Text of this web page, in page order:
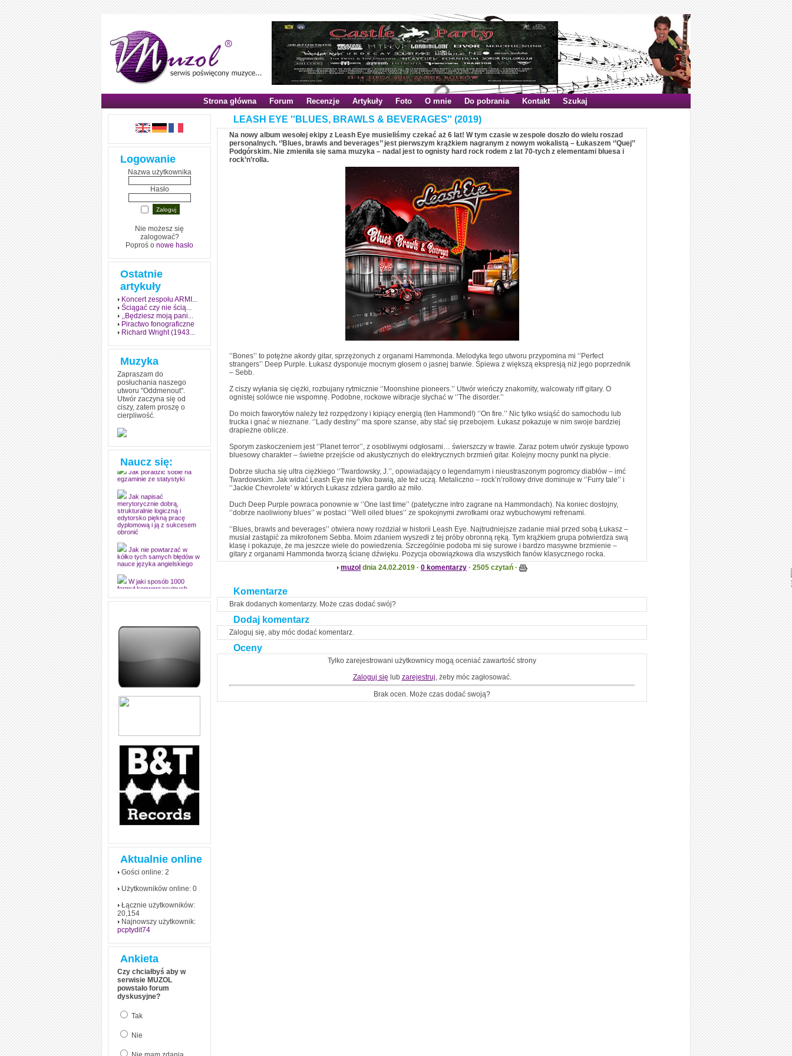
Strona główna Forum Recenzje Artykuły Foto O mnie Do pobrania Kontakt Szukaj
Logowanie
Nazwa użytkownika
Hasło
Nie możesz się
zalogować?
Poproś o nowe hasło
Ostatnie
artykuły
Koncert zespołu ARMI...
Ściągać czy nie ścią...
,,Będziesz moją pani...
Piractwo fonograficzne
Richard Wright (1943...
Muzyka
Zapraszam do
posłuchania naszego
utworu "Oddmenout".
Utwór zaczyna się od
ciszy, zatem proszę o
cierpliwość.
Naucz się:
Jak stworzyć fenomen
egzamin? Poznaj metody
mistrzów
Jak poradzić sobie na
egzaminie ze statystyki
Jak napisać
merytorycznie dobrą,
strukturalnie logiczną i
edytorsko piękną pracę
dyplomową i ją z sukcesem
obronić
Jak nie powtarzać w
kółko tych samych błędów w
nauce języka angielskiego
W jaki sposób 1000
pozwoli Ci opanować język
zapamiętasz
zrozumiale wytłumaczył, na
(reported speech) w języku
angielskim
dłużej!
Aktualnie online
Gości online: 2
Użytkowników online: 0
Łącznie użytkowników:
20,154
Najnowszy użytkownik:
pcptydit74
Ankieta
Czy chciałbyś aby w
serwisie MUZOL
powstało forum
dyskusyjne?
Tak
Nie
LEASH EYE ''BLUES, BRAWLS & BEVERAGES'' (2019)
Na nowy album wesołej ekipy z Leash Eye musieliśmy czekać aż 6 lat! W tym czasie w zespole doszło do wielu roszad
personalnych. ‘’Blues, brawls and beverages’’ jest pierwszym krążkiem nagranym z nowym wokalistą – Łukaszem ‘’Quej’’
Podgórskim. Nie zmieniła się sama muzyka – nadal jest to ognisty hard rock rodem z lat 70-tych z elementami bluesa i
rock’n’rolla.
‘’Bones’’ to potężne akordy gitar, sprzężonych z organami Hammonda. Melodyka tego utworu przypomina mi ‘’Perfect
strangers’’ Deep Purple. Łukasz dysponuje mocnym głosem o jasnej barwie. Śpiewa z większą ekspresją niż jego poprzednik
– Sebb.
Z ciszy wyłania się ciężki, rozbujany rytmicznie ‘’Moonshine pioneers.’’ Utwór wieńczy znakomity, walcowaty riff gitary. O
ognistej solówce nie wspomnę. Podobne, rockowe wibracje słychać w ‘’The disorder.’’
Do moich faworytów należy też rozpędzony i kipiący energią (ten Hammond!) ‘’On fire.’’ Nic tylko wsiąść do samochodu lub
trucka i gnać w nieznane. ‘’Lady destiny’’ ma spore szanse, aby stać się przebojem. Łukasz pokazuje w nim swoje bardziej
drapieżne oblicze.
Sporym zaskoczeniem jest ‘’Planet terror’’, z osobliwymi odgłosami… świerszczy w trawie. Zaraz potem utwór zyskuje typowo
bluesowy charakter – świetne przejście od akustycznych do elektrycznych brzmień gitar. Kolejny mocny punkt na płycie.
Dobrze słucha się ultra ciężkiego ‘’Twardowsky, J.’’, opowiadający o legendarnym i nieustraszonym pogromcy diabłów – imć
Twardowskim. Jak widać Leash Eye nie tylko bawią, ale też uczą. Metaliczno – rock’n’rollowy drive dominuje w ‘’Furry tale’’ i
‘’Jackie Chevrolete’ w których Łukasz zdziera gardło aż miło.
Duch Deep Purple powraca ponownie w ‘’One last time’’ (patetyczne intro zagrane na Hammondach). Na koniec dostojny,
‘’dobrze naoliwiony blues’’ w postaci ‘’Well oiled blues’’ ze spokojnymi zwrotkami oraz wybuchowymi refrenami.
‘’Blues, brawls and beverages’’ otwiera nowy rozdział w historii Leash Eye. Najtrudniejsze zadanie miał przed sobą Łukasz –
musiał zastąpić za mikrofonem Sebba. Moim zdaniem wyszedł z tej próby obronną ręką. Tym krążkiem grupa potwierdza swą
klasę i pokazuje, że ma jeszcze wiele do powiedzenia. Szczególnie podoba mi się surowe i bardzo masywne brzmienie –
gitary z organami Hammonda tworzą ścianę dźwięku. Pozycja obowiązkowa dla wszystkich fanów klasycznego rocka.
muzol dnia 24.02.2019 · 0 komentarzy · 2505 czytań ·
Komentarze
Brak dodanych komentarzy. Może czas dodać swój?
Dodaj komentarz
Zaloguj się, aby móc dodać komentarz.
Oceny
Tylko zarejestrowani użytkownicy mogą oceniać zawartość strony
Zaloguj się lub zarejestruj, żeby móc zagłosować.
Brak ocen. Może czas dodać swoją?